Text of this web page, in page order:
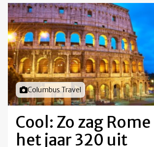
Foto door
Columbus Travel
Cool: Zo zag
het jaar 320 uit